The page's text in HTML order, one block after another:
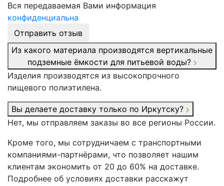
Вся передаваемая Вами информация
конфиденциальна
Отправить отзыв
Из какого материала производятся вертикальные
подземные ёмкости для питьевой воды?
Изделия производятся из высокопрочного
пищевого полиэтилена.
Вы делаете доставку только по Иркутску?
Нет, мы отправляем заказы во все регионы России.
Кроме того, мы сотрудничаем с транспортными
компаниями-партнёрами, что позволяет нашим
клиентам экономить от 20 до 60% на доставке.
Подробнее об условиях доставки расскажут